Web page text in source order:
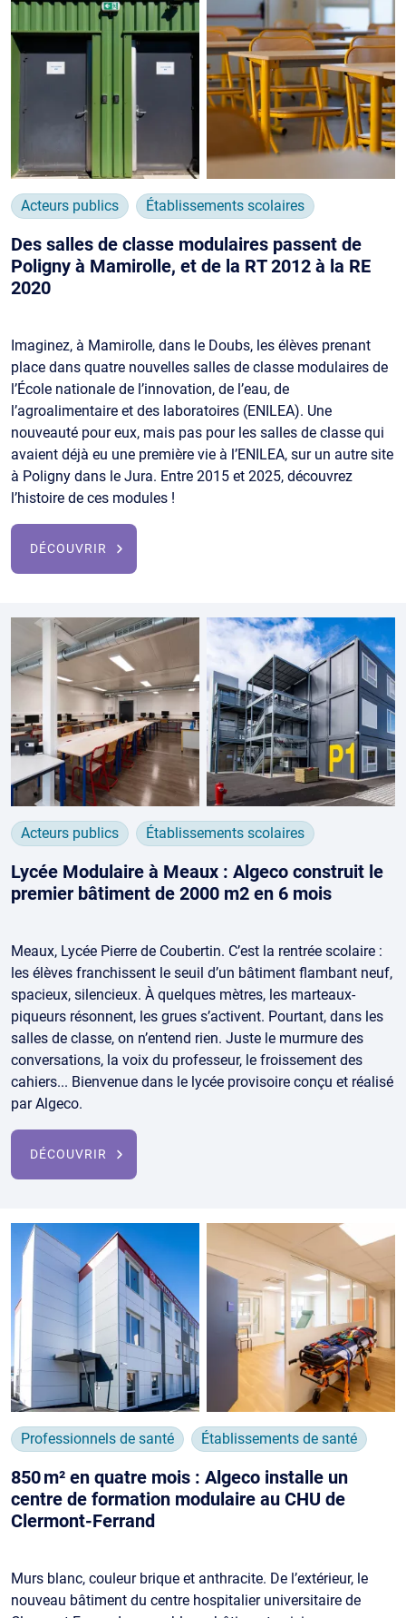
Acteurs publics Établissements scolaires
Des salles de classe modulaires passent de
Poligny à Mamirolle, et de la RT 2012 à la RE
2020
Imaginez, à Mamirolle, dans le Doubs, les élèves prenant
place dans quatre nouvelles salles de classe modulaires de
l’École nationale de l’innovation, de l’eau, de
l’agroalimentaire et des laboratoires (ENILEA). Une
nouveauté pour eux, mais pas pour les salles de classe qui
avaient déjà eu une première vie à l’ENILEA, sur un autre site
à Poligny dans le Jura. Entre 2015 et 2025, découvrez
l’histoire de ces modules !
DÉCOUVRIR
Acteurs publics Établissements scolaires
Lycée Modulaire à Meaux : Algeco construit le
premier bâtiment de 2000 m2 en 6 mois
Meaux, Lycée Pierre de Coubertin. C’est la rentrée scolaire :
les élèves franchissent le seuil d’un bâtiment flambant neuf,
spacieux, silencieux. À quelques mètres, les marteaux-
piqueurs résonnent, les grues s’activent. Pourtant, dans les
salles de classe, on n’entend rien. Juste le murmure des
conversations, la voix du professeur, le froissement des
cahiers... Bienvenue dans le lycée provisoire conçu et réalisé
par Algeco.
DÉCOUVRIR
Professionnels de santé Établissements de santé
850 m² en quatre mois : Algeco installe un
centre de formation modulaire au CHU de
Clermont‑Ferrand
Murs blanc, couleur brique et anthracite. De l’extérieur, le
nouveau bâtiment du centre hospitalier universitaire de